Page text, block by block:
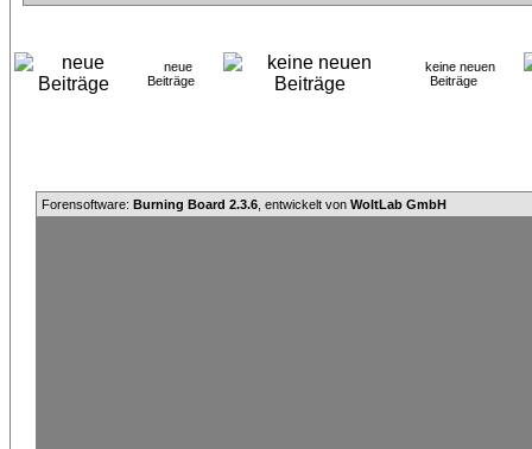
neue
Beiträge
keine neuen
Beiträge
Forensoftware: Burning Board 2.3.6 , entwickelt von WoltLab GmbH